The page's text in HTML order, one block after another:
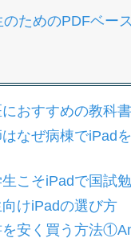
のためのPDFベー
おすすめの教科
なぜ病棟でiPad
こそiPadで国試
向けiPadの選び方
を安く買う方法